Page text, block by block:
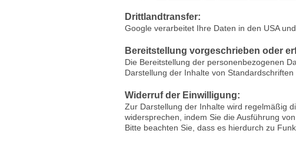
Drittlandtransfer:
Google verarbeitet Ihre Daten in den USA
Bereitstellung vorgeschrieben oder
Die Bereitstellung der personenbezogenen
Darstellung der Inhalte von Standardschriften
Widerruf der Einwilligung:
Zur Darstellung der Inhalte wird regelmäßig
widersprechen, indem Sie die Ausführung
Bitte beachten Sie, dass es hierdurch zu